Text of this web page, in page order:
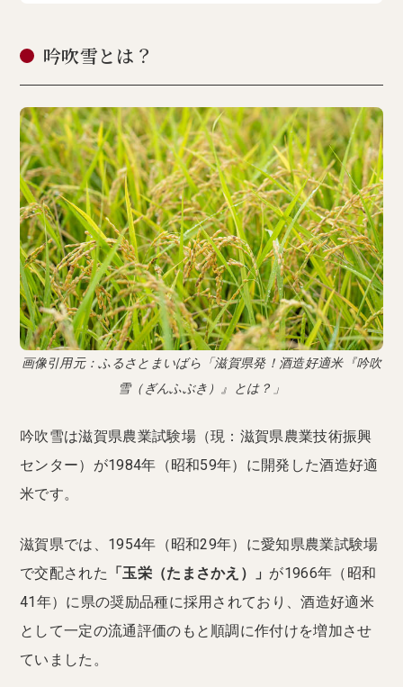
吟吹雪とは？
画像引用元：ふるさとまいばら「滋賀県発！酒造好適米『吟吹
雪（ぎんふぶき）』とは？」
吟吹雪は滋賀県農業試験場（現：滋賀県農業技術振興
センター）が1984年（昭和59年）に開発した酒造好適
米です。
滋賀県では、1954年（昭和29年）に愛知県農業試験場
で交配された 「玉栄（たまさかえ）」 が1966年（昭和
41年）に県の奨励品種に採用されており、酒造好適米
として一定の流通評価のもと順調に作付けを増加させ
ていました。